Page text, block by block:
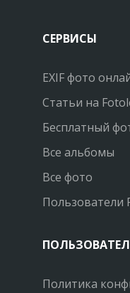
СЕРВИСЫ
EXIF фото
Статьи на
Бесплатный
Все альбомы
Все фото
Пользователи
Политика